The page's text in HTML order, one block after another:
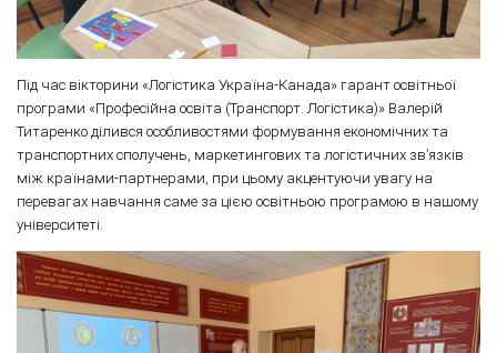
Під час вікторини «Логістика Україна-Канада» гарант освітньої
програми «Професійна освіта (Транспорт. Логістика)» Валерій
Титаренко ділився особливостями формування економічних та
транспортних сполучень, маркетингових та логістичних зв’язків
між країнами-партнерами, при цьому акцентуючи увагу на
перевагах навчання саме за цією освітньою програмою в нашому
університеті.